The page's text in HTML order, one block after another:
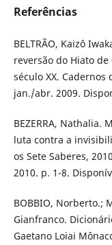
Referências
BELTRÃO, Kaizô
reversão do Hiato
século XX. Cadernos
jan./abr. 2009.
BEZERRA,
luta contra a
os Sete Saberes,
2010. p. 1-8.
BOBBIO, Norberto.;
Gianfranco.
Gaetano Loiai